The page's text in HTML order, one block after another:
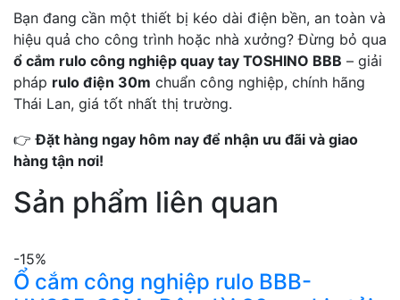
Bạn đang cần một thiết bị kéo dài điện bền, an toàn và
hiệu quả cho công trình hoặc nhà xưởng? Đừng bỏ qua
ổ cắm rulo công nghiệp quay tay TOSHINO BBB – giải
pháp rulo điện 30m chuẩn công nghiệp, chính hãng
Thái Lan, giá tốt nhất thị trường.
👉Đặt hàng ngay hôm nay để nhận ưu đãi và giao
hàng tận nơi!
Sản phẩm liên quan
-15%
Ổ cắm công nghiệp rulo BBB-